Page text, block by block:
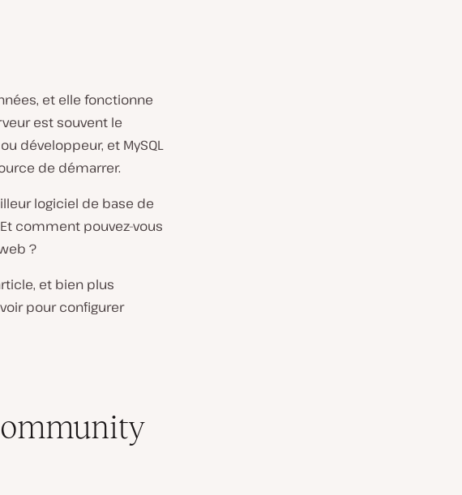
et elle fonctionne
est souvent le
développeur, et MySQL
de démarrer.
logiciel de base de
comment pouvez-vous
?
et bien plus
pour configurer